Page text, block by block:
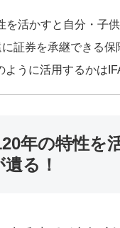
活かすと自分・子
証券を承継できる保
うに活用するかは
年の特性を
る！